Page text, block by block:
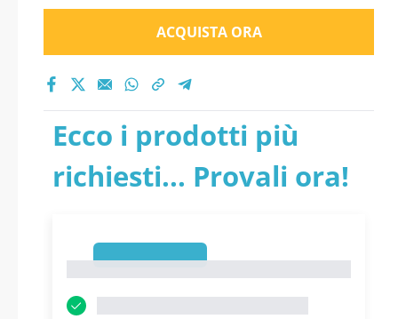
ACQUISTA ORA
Ecco i prodotti più
richiesti... Provali ora!